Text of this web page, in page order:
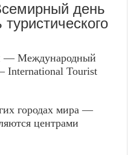
день
— Международный
International Tourist
городах мира —
центрами